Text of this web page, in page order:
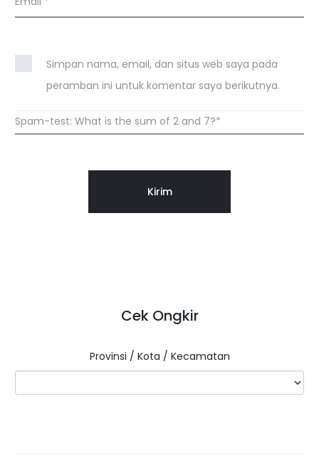
Simpan nama, email, dan situs web saya pada
peramban ini untuk komentar saya berikutnya.
Spam-test: What is the sum of 2 and 7?*
Cek Ongkir
Provinsi / Kota / Kecamatan